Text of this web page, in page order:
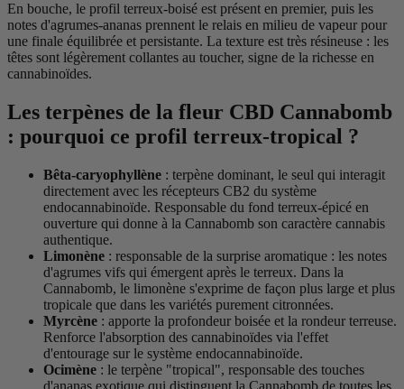
En bouche, le profil terreux-boisé est présent en premier, puis les
notes d'agrumes-ananas prennent le relais en milieu de vapeur pour
une finale équilibrée et persistante. La texture est très résineuse : les
têtes sont légèrement collantes au toucher, signe de la richesse en
cannabinoïdes.
Les terpènes de la fleur CBD Cannabomb
: pourquoi ce profil terreux-tropical ?
Bêta-caryophyllène : terpène dominant, le seul qui interagit
directement avec les récepteurs CB2 du système
endocannabinoïde. Responsable du fond terreux-épicé en
ouverture qui donne à la Cannabomb son caractère cannabis
authentique.
Limonène : responsable de la surprise aromatique : les notes
d'agrumes vifs qui émergent après le terreux. Dans la
Cannabomb, le limonène s'exprime de façon plus large et plus
tropicale que dans les variétés purement citronnées.
Myrcène : apporte la profondeur boisée et la rondeur terreuse.
Renforce l'absorption des cannabinoïdes via l'effet
d'entourage sur le système endocannabinoïde.
Ocimène : le terpène "tropical", responsable des touches